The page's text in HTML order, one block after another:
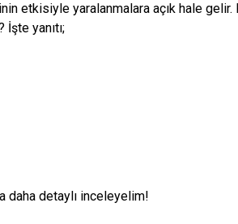
etkisiyle yaralanmalara açık hale gelir.
yanıtı;
daha detaylı inceleyelim!